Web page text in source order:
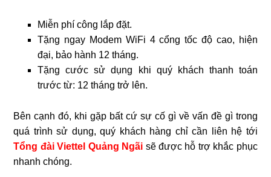
Miễn phí công lắp đặt.
Tặng ngay Modem WiFi 4 cổng tốc độ cao, hiện
đại, bảo hành 12 tháng.
Tặng cước sử dụng khi quý khách thanh toán
trước từ: 12 tháng trở lên.
Bên cạnh đó, khi gặp bất cứ sự cố gì về vấn đề gì trong
quá trình sử dụng, quý khách hàng chỉ cần liên hệ tới
Tổng đài Viettel Quảng Ngãi sẽ được hỗ trợ khắc phục
nhanh chóng.